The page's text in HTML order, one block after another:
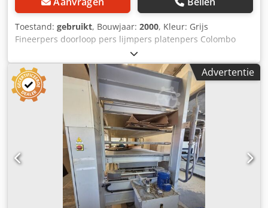
Toestand: gebruikt, Bouwjaar: 2000, Kleur: Grijs
Fineerpers doorloop pers lijmpers platenpers Colombo
Machine afmetingen: 4500x1300 Olie verwarmd tot max
140 graden invoer/uitvoer 6 cilinders Solid plates 40mm
Dksdpownhabjfx Anrjr - Bijzonderheden: - └ Omschrijving:
Osama lijmwals is is niet meer beschikbaar - Bouwjaar:
2000 - Documentatie aanwezig: Nee - CE certificaat
aanwezig: Nee - Aandrijving pers: Hydraulisch - Max.
werkstuk lengte [mm]: 4500 - Max. werkstuk breedte [mm]:
1300 - Max. werkstuk hoogte [mm]: 140 - Totale slag [mm]:
140 - Aantal etages [st.]: 1 - Materiaal platen: Staal - Aantal
cilinders [st.]: 6 - Diameter cilinders [mm]: 120 -
Verwarmingsboiler aanwezig: Ja - Type verwarming: Olie
verwarmd - Max. werktemperatuur [°C]: 140 Financiële
informatie BTW: De getoonde prijs is exclusief BTW
Advertentie